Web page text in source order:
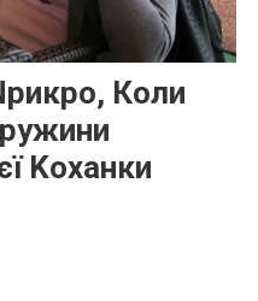
Коли
Kоханки